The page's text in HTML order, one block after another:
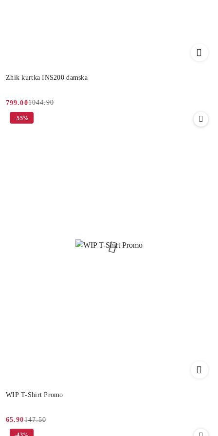
Zhik kurtka INS200 damska
Cena
promocyjna:
799.00
Cena
przed
1044.90
WIP T-Shirt Promo
Cena
65.90
Cena
147.50
-55%